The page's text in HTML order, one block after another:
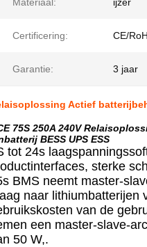
Certificering: CE/
Garantie: 3 jaar
Actief
75S 250A 240V
BESS UPS ESS
tot 24s
sterke
BMS neemt master-
naar lithiumbatterijen
van de
een master-slave-
50 W,.